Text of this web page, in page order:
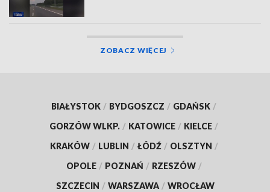
ZOBACZ WIĘCEJ
BIAŁYSTOK / BYDGOSZCZ / GDAŃSK /
GORZÓW WLKP. / KATOWICE / KIELCE /
KRAKÓW / LUBLIN / ŁÓDŹ / OLSZTYN /
OPOLE / POZNAŃ / RZESZÓW /
SZCZECIN / WARSZAWA / WROCŁAW